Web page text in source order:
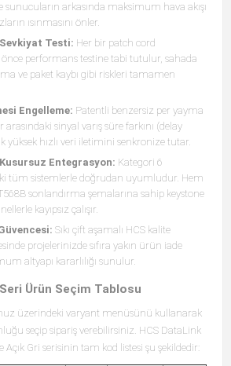
sunucuların arkasında maksimum hava akışı
ısınmasını önler.
Testi: Her bir patch cord
performans testine tabi tutulur, sahada
ve paket kaybı gibi riskleri tamamen
Engelleme: Patentli benzersiz per yayma
sinyal varış süre farkını (delay
yüksek hızlı veri iletimini senkronize tutar.
Entegrasyon: Kategori 6
tüm sistemlerle doğrudan uyumludur. Hem
sonlandırma şemalarına sahip keystone
kayıpsız çalışır.
Sıkı çift aşamalı HCS kalite
projelerinizde sıfıra yakın ürün iade
altyapı kararlılığı sunulur.
Ürün Seçim Tablosu
üzerindeki varyant menüsünü kullanarak
seçip sipariş verebilirsiniz. HCS DataLink
Açık Gri serisinin tam kod listesi şu şekildedir: